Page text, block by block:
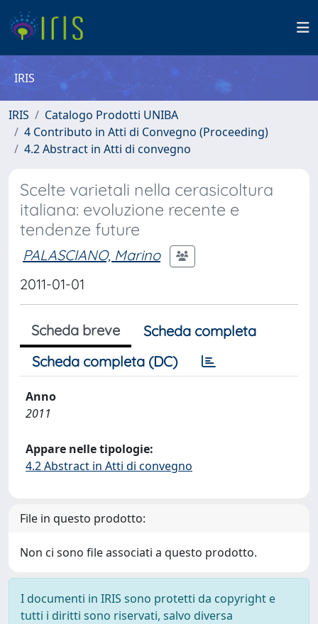
IRIS
IRIS
Catalogo Prodotti UNIBA
4 Contributo in Atti di Convegno (Proceeding)
4.2 Abstract in Atti di convegno
Scelte varietali nella cerasicoltura
italiana: evoluzione recente e
tendenze future
PALASCIANO, Marino
2011-01-01
Scheda breve
Scheda completa
Scheda completa (DC)
Anno
2011
Appare nelle tipologie:
4.2 Abstract in Atti di convegno
File in questo prodotto:
Non ci sono file associati a questo prodotto.
I documenti in IRIS sono protetti da copyright e
tutti i diritti sono riservati, salvo diversa